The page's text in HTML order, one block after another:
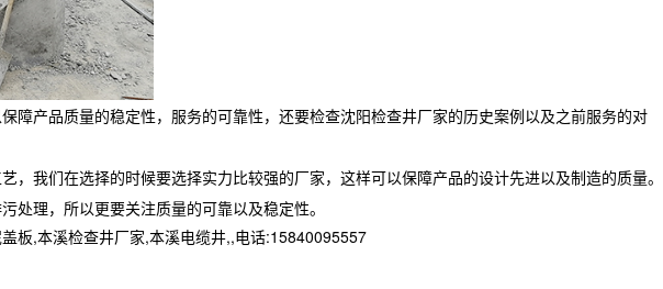
产品质量的稳定性，服务的可靠性，还要检查沈阳检查井厂家的历史案例以及之前服务的对
我们在选择的时候要选择实力比较强的厂家，这样可以保障产品的设计先进以及制造的质量。
理，所以更要关注质量的可靠以及稳定性。
板,本溪检查井厂家,本溪电缆井,,电话:15840095557